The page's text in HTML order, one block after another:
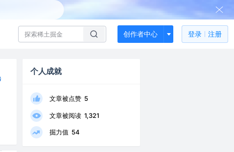
创作者中心 登录 注册
个人成就
文章被点赞 5
文章被阅读 1,321
掘力值 54